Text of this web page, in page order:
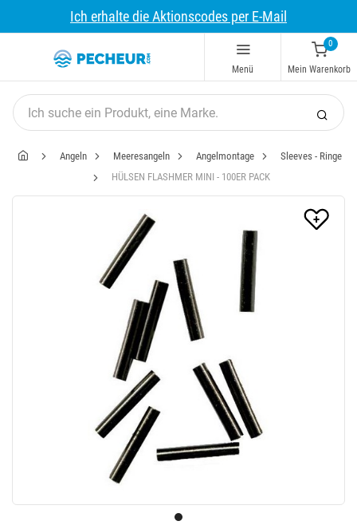
Ich erhalte die Aktionscodes per E-Mail
Menü
0
Mein Warenkorb
Angeln Meeresangeln Angelmontage
Sleeves - Ringe
HÜLSEN FLASHMER MINI - 100ER PACK